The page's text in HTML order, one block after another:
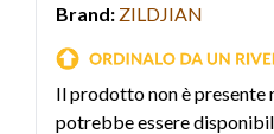
Brand: ZILDJIAN
Il prodotto non è presente
potrebbe essere